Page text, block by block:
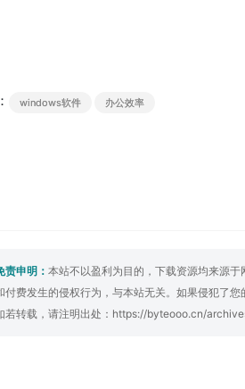
windows软件 办公效率
责申明： 本站不以盈利为目的，下载资源均来源
付费发生的侵权行为，与本站无关。如果侵犯了
若转载，请注明出处： https://byteooo.cn/